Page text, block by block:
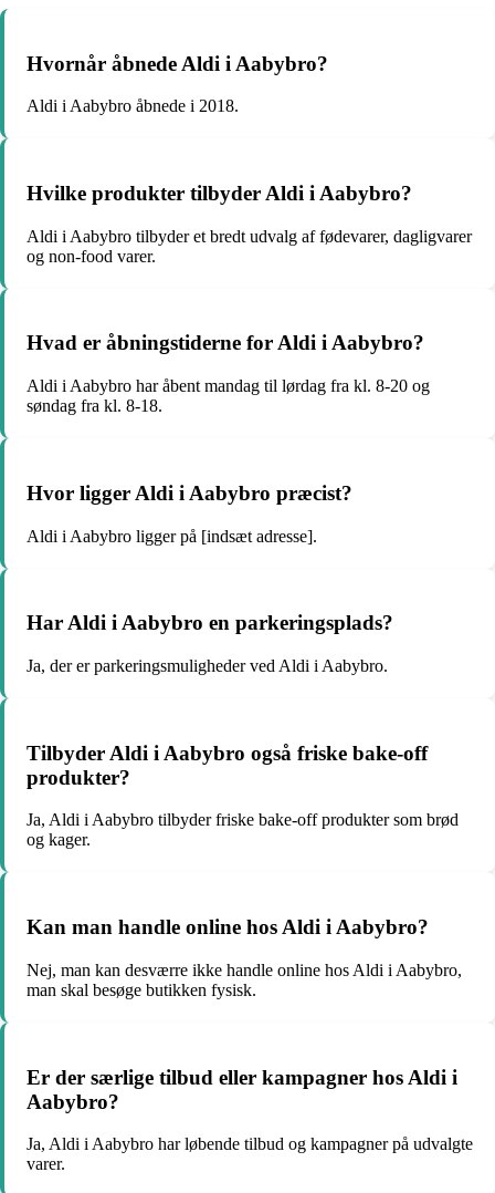
Hvornår åbnede Aldi i Aabybro?
Aldi i Aabybro åbnede i 2018.
Hvilke produkter tilbyder Aldi i Aabybro?
Aldi i Aabybro tilbyder et bredt udvalg af fødevarer, dagligvarer
og non-food varer.
Hvad er åbningstiderne for Aldi i Aabybro?
Aldi i Aabybro har åbent mandag til lørdag fra kl. 8-20 og
søndag fra kl. 8-18.
Hvor ligger Aldi i Aabybro præcist?
Aldi i Aabybro ligger på [indsæt adresse].
Har Aldi i Aabybro en parkeringsplads?
Ja, der er parkeringsmuligheder ved Aldi i Aabybro.
Tilbyder Aldi i Aabybro også friske bake-off
produkter?
Ja, Aldi i Aabybro tilbyder friske bake-off produkter som brød
og kager.
Kan man handle online hos Aldi i Aabybro?
Nej, man kan desværre ikke handle online hos Aldi i Aabybro,
man skal besøge butikken fysisk.
Er der særlige tilbud eller kampagner hos Aldi i
Aabybro?
Ja, Aldi i Aabybro har løbende tilbud og kampagner på udvalgte
varer.